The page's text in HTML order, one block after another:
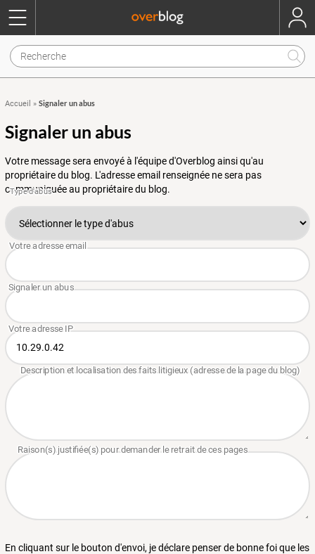
Accueil » Signaler un abus
Signaler un abus
Votre message sera envoyé à l'équipe d'Overblog ainsi qu'au
propriétaire du blog. L'adresse email renseignée ne sera pas
communiquée au propriétaire du blog.
En cliquant sur le bouton d'envoi, je déclare penser de bonne foi que les